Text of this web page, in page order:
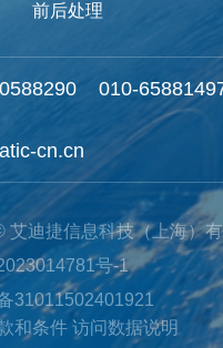
前后处理
010-
cn.cn
艾迪捷信息科技（上海）
号-1
31011502401921
和条件 访问数据说明